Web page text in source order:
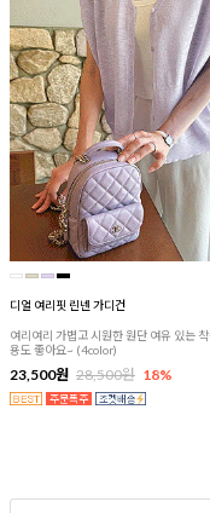
디얼 여리핏 린넨 가디건
여리여리 가볍고 시원한 원단 여유 있는
용도 좋아요~ (4color)
23,500원 28,500원 18%